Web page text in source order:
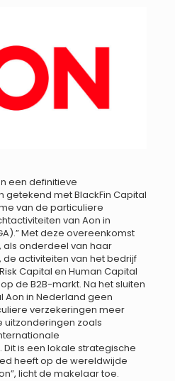
een definitieve
met BlackFin Capital
van de particuliere
van Aon in
Met deze overeenkomst
als onderdeel van haar
activiteiten van het bedrijf
Capital en Human Capital
de B2B-markt. Na het sluiten
Aon in Nederland geen
verzekeringen meer
zoals
is een lokale strategische
heeft op de wereldwijde
licht de makelaar toe.